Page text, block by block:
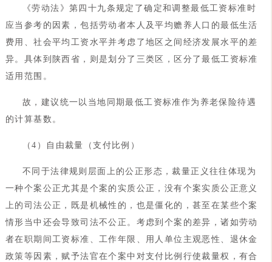
《劳动法》第四十九条规定了确定和调整最低工资标准时
应当参考的因素，包括劳动者本人及平均赡养人口的最低生活
费用、社会平均工资水平并考虑了地区之间经济发展水平的差
异。具体到陕西省，则是划分了三类区，区分了最低工资标准
适用范围。
故，建议统一以当地同期最低工资标准作为养老保险待遇
的计算基数。
（4）自由裁量（支付比例）
不同于法律规则层面上的公正形态，裁量正义往往体现为
一种个案公正尤其是个案的实质公正，没有个案实质公正意义
上的司法公正，既是机械性的，也是僵化的，甚至在某些个案
情形当中还会导致司法不公正。考虑到个案的差异，诸如劳动
者在职期间工资标准、工作年限、用人单位主观恶性、退休金
政策等因素，赋予法官在个案中对支付比例行使裁量权，有合